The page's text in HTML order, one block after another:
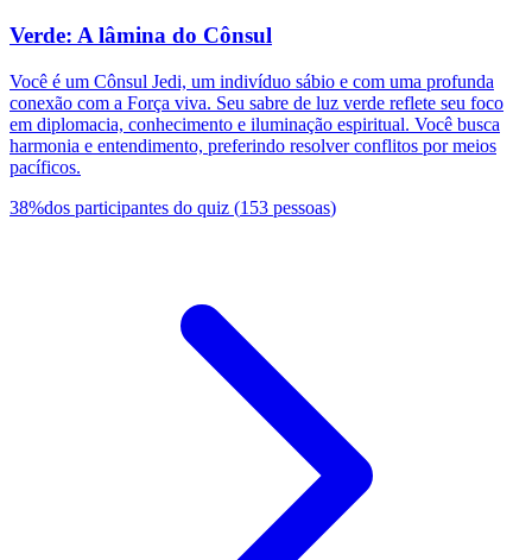
Verde: A lâmina do Cônsul
Você é um Cônsul Jedi, um indivíduo sábio e com uma profunda
conexão com a Força viva. Seu sabre de luz verde reflete seu foco
em diplomacia, conhecimento e iluminação espiritual. Você busca
harmonia e entendimento, preferindo resolver conflitos por meios
pacíficos.
38%dos participantes do quiz (153 pessoas)